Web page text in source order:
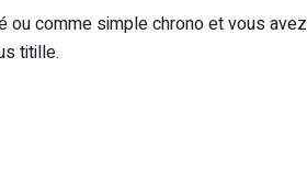
ou comme simple chrono et vous avez
titille.